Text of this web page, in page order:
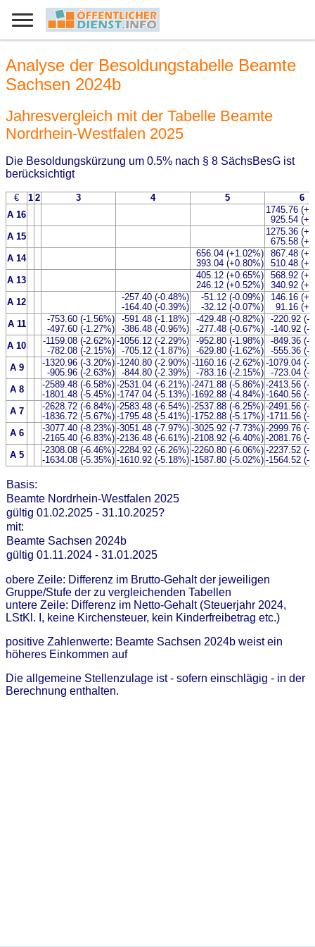
Analyse der Besoldungstabelle Beamte
Sachsen 2024b
Jahresvergleich mit der Tabelle Beamte
Nordrhein-Westfalen 2025
Die Besoldungskürzung um 0.5% nach § 8 SächsBesG ist
berücksichtigt
€ 1 2 3 4 5
6
A 16
1745.76
925.54
A 15
1275.36
675.58
A 14
656.04 (+1.02%)
393.04 (+0.80%)
867.48
510.48
A 13
405.12 (+0.65%)
246.12 (+0.52%)
568.92
340.92
A 12
-257.40 (-0.48%)
-164.40 (-0.39%)
-51.12 (-0.09%)
-32.12 (-0.07%)
146.16
91.16
A 11
-753.60 (-1.56%)
-497.60 (-1.27%)
-591.48 (-1.18%)
-386.48 (-0.96%)
-429.48 (-0.82%)
-277.48 (-0.67%)
-220.92 (-
-140.92 (-
A 10
-1159.08 (-2.62%)
-782.08 (-2.15%)
-1056.12 (-2.29%)
-705.12 (-1.87%)
-952.80 (-1.98%)
-629.80 (-1.62%)
-849.36 (-
-555.36 (-
A 9
-1320.96 (-3.20%)
-905.96 (-2.63%)
-1240.80 (-2.90%)
-844.80 (-2.39%)
-1160.16 (-2.62%)
-783.16 (-2.15%)
-1079.04 (-
-723.04 (-
A 8
-2589.48 (-6.58%)
-1801.48 (-5.45%)
-2531.04 (-6.21%)
-1747.04 (-5.13%)
-2471.88 (-5.86%)
-1692.88 (-4.84%)
-2413.56 (-
-1640.56 (-
A 7
-2628.72 (-6.84%)
-1836.72 (-5.67%)
-2583.48 (-6.54%)
-1795.48 (-5.41%)
-2537.88 (-6.25%)
-1752.88 (-5.17%)
-2491.56 (-
-1711.56 (-
A 6
-3077.40 (-8.23%)
-2165.40 (-6.83%)
-3051.48 (-7.97%)
-2136.48 (-6.61%)
-3025.92 (-7.73%)
-2108.92 (-6.40%)
-2999.76 (-
-2081.76 (-
A 5
-2308.08 (-6.46%)
-1634.08 (-5.35%)
-2284.92 (-6.26%)
-1610.92 (-5.18%)
-2260.80 (-6.06%)
-1587.80 (-5.02%)
-2237.52 (-
-1564.52 (-
Basis:
Beamte Nordrhein-Westfalen 2025
gültig 01.02.2025 - 31.10.2025?
mit:
Beamte Sachsen 2024b
gültig 01.11.2024 - 31.01.2025
obere Zeile: Differenz im Brutto-Gehalt der jeweiligen
Gruppe/Stufe der zu vergleichenden Tabellen
untere Zeile: Differenz im Netto-Gehalt (Steuerjahr 2024,
LStKl. I, keine Kirchensteuer, kein Kinderfreibetrag etc.)
positive Zahlenwerte: Beamte Sachsen 2024b weist ein
höheres Einkommen auf
Die allgemeine Stellenzulage ist - sofern einschlägig - in der
Berechnung enthalten.